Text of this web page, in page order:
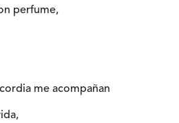
perfume,
me acompañan